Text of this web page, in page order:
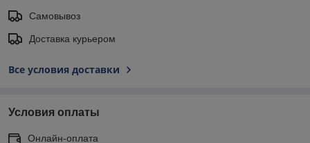
Самовывоз
Доставка курьером
Все условия доставки
Условия оплаты
Онлайн-оплата